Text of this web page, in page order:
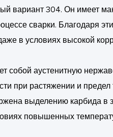
вариант 304. Он имеет
сварки. Благодаря
в условиях высокой
собой аустенитную
при растяжении и предел
выделению карбида в
повышенных